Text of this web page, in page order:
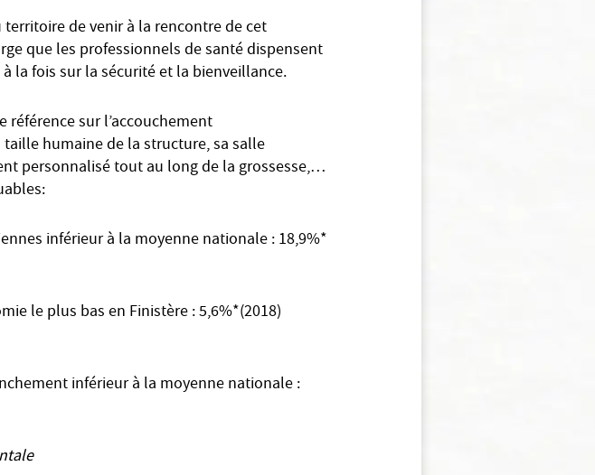
de venir à la rencontre de cet
que les professionnels de santé dispensent
la fois sur la sécurité et la bienveillance.
sur l’accouchement
humaine de la structure, sa salle
personnalisé tout au long de la grossesse,…
inférieur à la moyenne nationale : 18,9%*
le plus bas en Finistère : 5,6%*(2018)
inférieur à la moyenne nationale :